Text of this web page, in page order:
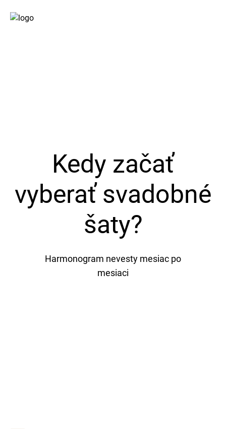
REFERENCIE
Kedy začať
vyberať svadobné
šaty?
Harmonogram nevesty mesiac po
mesiaci